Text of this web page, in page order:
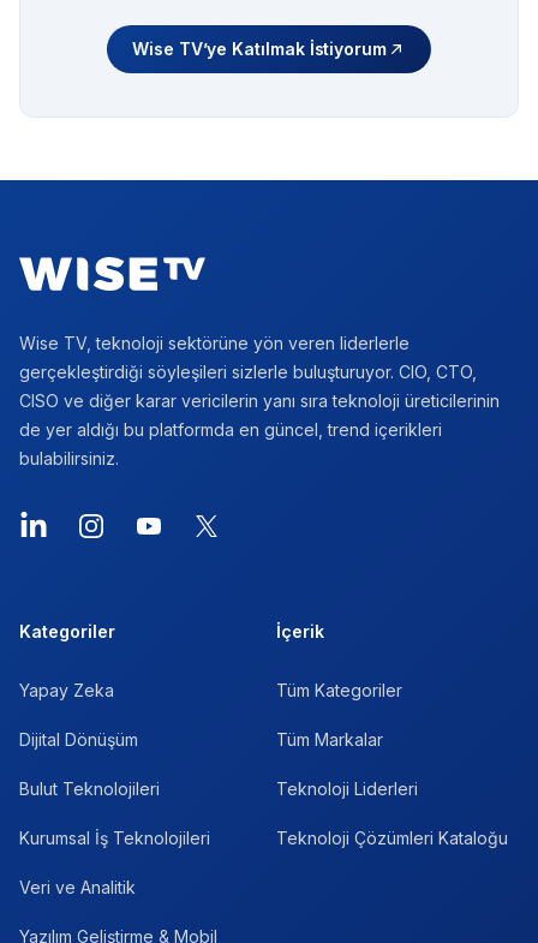
Wise TV’ye Katılmak İstiyorum
Wise TV, teknoloji sektörüne yön veren liderlerle
gerçekleştirdiği söyleşileri sizlerle buluşturuyor. CIO, CTO,
CISO ve diğer karar vericilerin yanı sıra teknoloji üreticilerinin
de yer aldığı bu platformda en güncel, trend içerikleri
bulabilirsiniz.
LinkedInInstagramYouTube
X
Kategoriler
Yapay Zeka
Dijital Dönüşüm
Bulut Teknolojileri
Kurumsal İş Teknolojileri
Veri ve Analitik
Yazılım Geliştirme & Mobil
İçerik
Tüm Kategoriler
Tüm Markalar
Teknoloji Liderleri
Teknoloji Çözümleri Kataloğu